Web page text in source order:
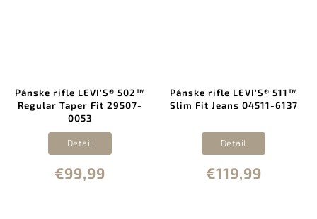
Pánske rifle LEVI'S® 502™
Regular Taper Fit 29507-
0053
€99,99
Detail
Pánske rifle LEVI'S® 511™
Slim Fit Jeans 04511-6137
€119,99
Detail